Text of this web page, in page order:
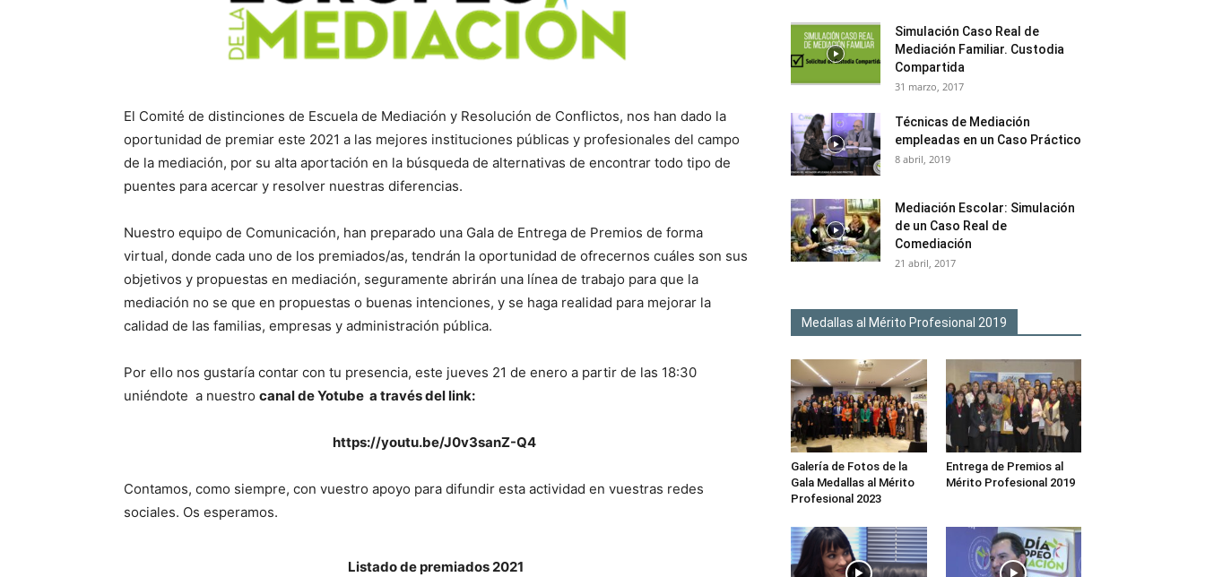
El Comité de distinciones de Escuela de Mediación y Resolución de Conflictos, nos han dado la
oportunidad de premiar este 2021 a las mejores instituciones públicas y profesionales del campo
de la mediación, por su alta aportación en la búsqueda de alternativas de encontrar todo tipo de
puentes para acercar y resolver nuestras diferencias.
Nuestro equipo de Comunicación, han preparado una Gala de Entrega de Premios de forma
virtual, donde cada uno de los premiados/as, tendrán la oportunidad de ofrecernos cuáles son sus
objetivos y propuestas en mediación, seguramente abrirán una línea de trabajo para que la
mediación no se que en propuestas o buenas intenciones, y se haga realidad para mejorar la
calidad de las familias, empresas y administración pública.
Por ello nos gustaría contar con tu presencia, este jueves 21 de enero a partir de las 18:30
uniéndote a nuestro canal de Yotube a través del link:
https://youtu.be/J0v3sanZ-Q4
Contamos, como siempre, con vuestro apoyo para difundir esta actividad en vuestras redes
sociales. Os esperamos.
Listado de premiados 2021
Simulación Caso Real de
Mediación Familiar. Custodia
Compartida
31 marzo, 2017
Técnicas de Mediación
empleadas en un Caso Práctico
8 abril, 2019
Mediación Escolar: Simulación
de un Caso Real de
Comediación
21 abril, 2017
Medallas al Mérito Profesional 2019
Galería de Fotos de la
Gala Medallas al Mérito
Profesional 2023
Entrega de Premios al
Mérito Profesional 2019